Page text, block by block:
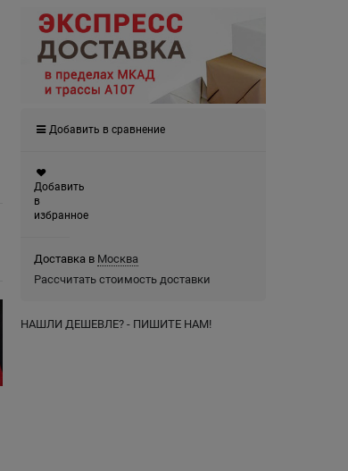
Добавить в сравнение
Добавить
в
избранное
Доставка в Москва
Рассчитать стоимость доставки
НАШЛИ ДЕШЕВЛЕ? - ПИШИТЕ НАМ!